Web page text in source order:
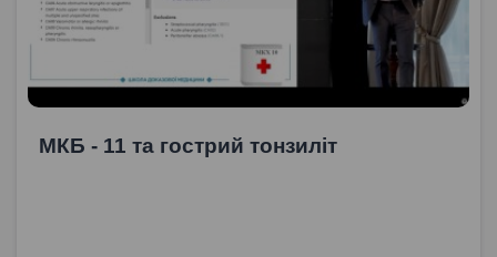
МКБ - 11 та гострий тонзиліт